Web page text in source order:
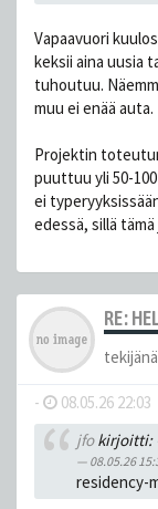
Vapaavuori
keksii aina uusia
tuhoutuu.
muu ei enää auta.
Projektin
puuttuu yli 50-
ei
edessä, sillä
RE:
tekijänä
- 08.05.26 22:03
jfokirjoitti:
08.05.26
residency-